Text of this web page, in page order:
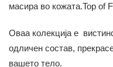
масира во кожата.Top of
Оваа колекција е
одличен состав,
вашето тело.